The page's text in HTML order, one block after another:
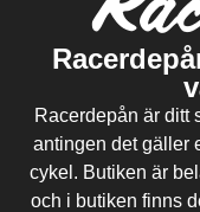
Racerdepån är ditt
antingen det gäller
cykel. Butiken är
och i butiken finns